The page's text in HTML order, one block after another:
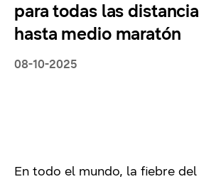
para todas las
hasta medio maratón
08-10-2025
En todo el mundo, la fiebre